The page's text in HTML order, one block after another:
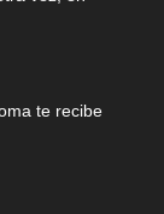
te recibe